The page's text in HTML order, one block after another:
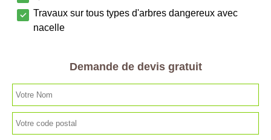
Travaux sur tous types d'arbres dangereux avec
nacelle
Demande de devis gratuit